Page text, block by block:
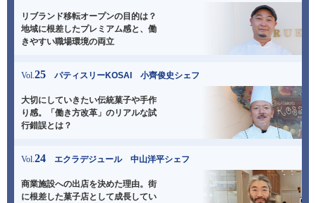
リブランド移転オープンの目的は？
地域に根差したプレミアム感と、働
きやすい職場環境の両立
Vol.25 パティスリーKOSAI 小齊俊史シェフ
大切にしていきたい伝統菓子や手作
り感。
「働き方改革」のリアルな試
行錯誤とは？
Vol.24 エクラデジュール 中山洋平シェフ
商業施設への出店を決めた理由。 街
に根差した菓子店として成長してい